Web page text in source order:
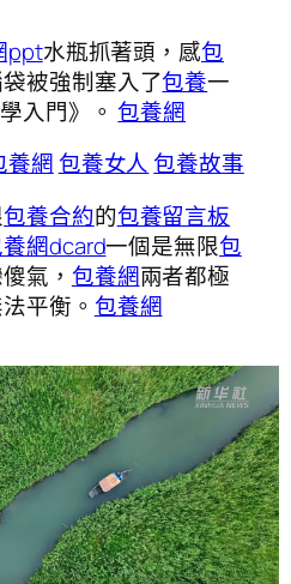
ppt水瓶抓著頭，感包
被強制塞入了包養一
入門》。包養網
養網包養女人 包養故事
包養合約的包養留言板
網dcard一個是無限包
氣， 包養網兩者都極
平衡。 包養網